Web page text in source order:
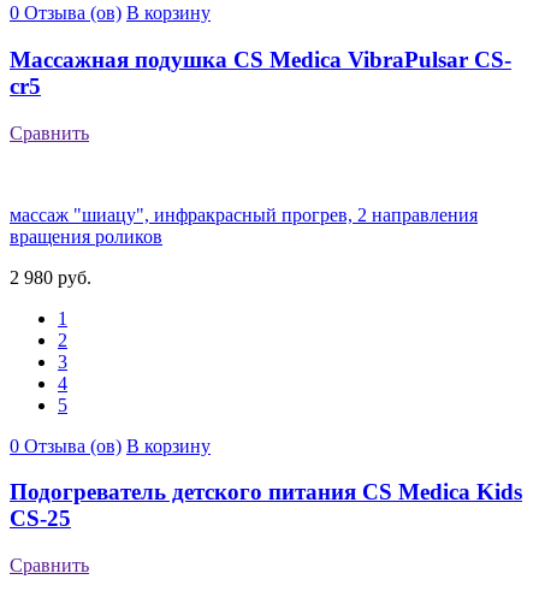
0 Отзыва (ов) В корзину
Массажная подушка CS Medica VibraPulsar CS-
cr5
Сравнить
массаж "шиацу", инфракрасный прогрев, 2 направления
вращения роликов
2 980 руб.
1
2
3
4
5
0 Отзыва (ов) В корзину
Подогреватель детского питания CS Medica Kids
CS-25
Сравнить